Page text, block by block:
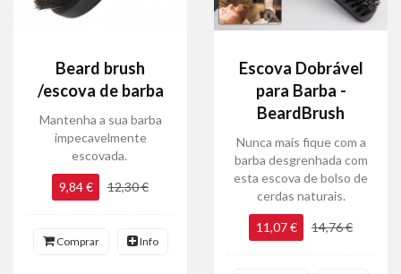
Beard brush
/escova de barba
Mantenha a sua barba
impecavelmente
escovada.
9,84 € 12,30 €
Comprar Info
Escova Dobrável
para Barba -
BeardBrush
Nunca mais fique com a
barba desgrenhada com
esta escova de bolso de
cerdas naturais.
11,07 € 14,76 €